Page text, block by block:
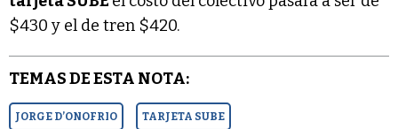
$430 y el de tren $420.
TEMAS DE ESTA NOTA:
JORGE D’ONOFRIO TARJETA SUBE